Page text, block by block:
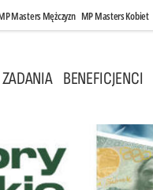
Masters Mężczyzn MP Masters Kobiet
ZADANIA BENEFICJENCI